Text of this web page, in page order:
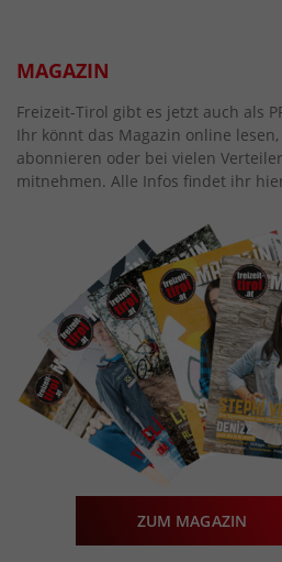
MAGAZIN
Freizeit-Tirol gibt es jetzt auch als
Ihr könnt das Magazin online
abonnieren oder bei vielen
mitnehmen. Alle Infos findet ihr
ZUM MAGAZIN